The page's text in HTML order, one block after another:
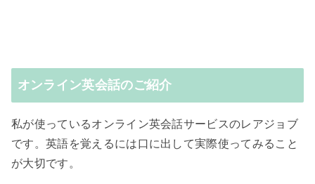
オンライン英会話のご紹介
私が使っているオンライン英会話サービスのレアジョブ
です。英語を覚えるには口に出して実際使ってみること
が大切です。